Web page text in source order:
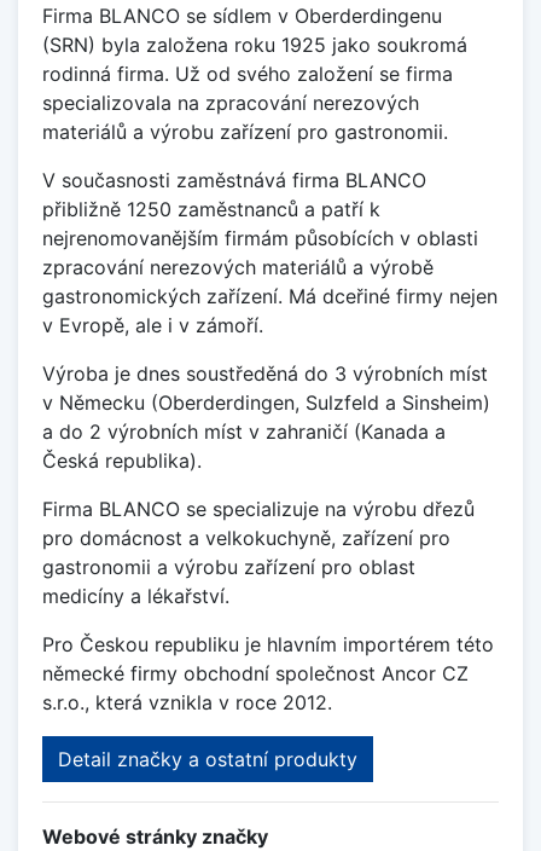
Firma BLANCO se sídlem v Oberderdingenu
(SRN) byla založena roku 1925 jako soukromá
rodinná firma. Už od svého založení se firma
specializovala na zpracování nerezových
materiálů a výrobu zařízení pro gastronomii.
V současnosti zaměstnává firma BLANCO
přibližně 1250 zaměstnanců a patří k
nejrenomovanějším firmám působících v oblasti
zpracování nerezových materiálů a výrobě
gastronomických zařízení. Má dceřiné firmy nejen
v Evropě, ale i v zámoří.
Výroba je dnes soustředěná do 3 výrobních míst
v Německu (Oberderdingen, Sulzfeld a Sinsheim)
a do 2 výrobních míst v zahraničí (Kanada a
Česká republika).
Firma BLANCO se specializuje na výrobu dřezů
pro domácnost a velkokuchyně, zařízení pro
gastronomii a výrobu zařízení pro oblast
medicíny a lékařství.
Pro Českou republiku je hlavním importérem této
německé firmy obchodní společnost Ancor CZ
s.r.o., která vznikla v roce 2012.
Detail značky a ostatní produkty
Webové stránky značky